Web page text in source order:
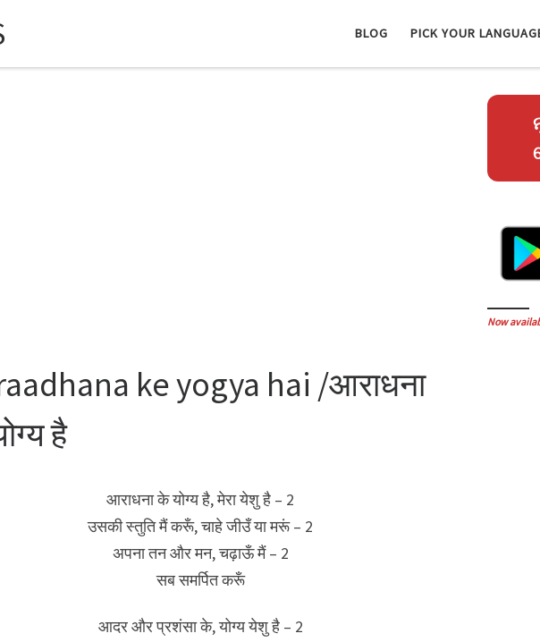
BLOG PICK YOUR
ke yogya hai /आराधना
है
आराधना के योग्य है, मेरा येशु है – 2
उसकी स्तुति मैं करूँ, चाहे जीउँ या मरूं – 2
अपना तन और मन, चढ़ाऊँ मैं – 2
सब समर्पित करूँ
आदर और प्रशंसा के, योग्य येशु है – 2
Now